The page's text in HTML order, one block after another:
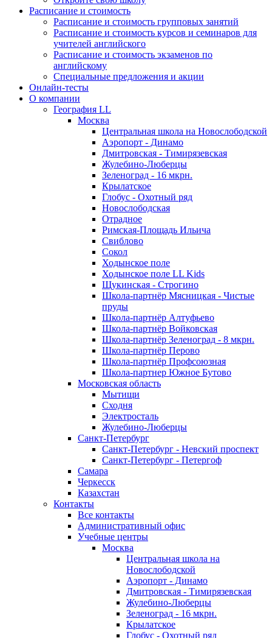
Расписание и стоимость
Расписание и стоимость групповых занятий
Расписание и стоимость курсов и семинаров для
учителей английского
Расписание и стоимость экзаменов по
английскому
Специальные предложения и акции
Онлайн-тесты
О компании
География LL
Москва
Центральная школа на Новослободской
Аэропорт - Динамо
Дмитровская - Тимирязевская
Жулебино-Люберцы
Зеленоград - 16 мкрн.
Крылатское
Глобус - Охотный ряд
Новослободская
Отрадное
Римская-Площадь Ильича
Свиблово
Сокол
Ходынское поле
Ходынское поле LL Kids
Щукинская - Строгино
Школа-партнёр Мясницкая - Чистые
пруды
Школа-партнёр Алтуфьево
Школа-партнёр Войковская
Школа-партнёр Зеленоград - 8 мкрн.
Школа-партнёр Перово
Школа-партнёр Профсоюзная
Школа-партнер Южное Бутово
Московская область
Мытищи
Сходня
Электросталь
Жулебино-Люберцы
Санкт-Петербург
Санкт-Петербург - Невский проспект
Санкт-Петербург - Петергоф
Самара
Черкесск
Казахстан
Контакты
Все контакты
Административный офис
Учебные центры
Москва
Центральная школа на
Новослободской
Аэропорт - Динамо
Дмитровская - Тимирязевская
Жулебино-Люберцы
Зеленоград - 16 мкрн.
Крылатское
Глобус - Охотный ряд